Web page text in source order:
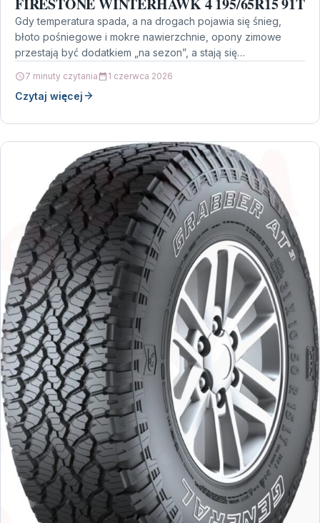
Gdy temperatura spada, a na drogach pojawia się śnieg,
błoto pośniegowe i mokre nawierzchnie, opony zimowe
przestają być dodatkiem „na sezon”, a stają się…
7 minuty czytania 1 czerwca 2026
Czytaj więcej